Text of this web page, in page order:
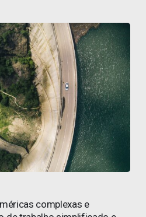
complexas e